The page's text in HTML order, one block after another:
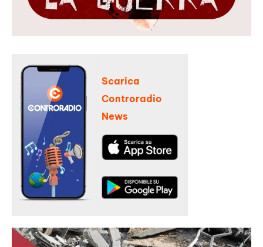
Scarica
Controradio
News